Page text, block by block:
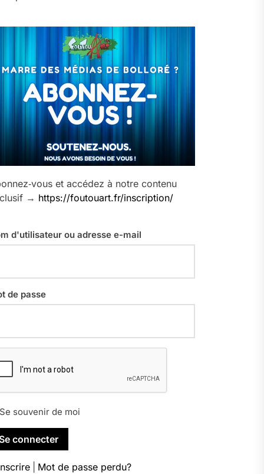
et accédez à notre contenu
→ https://foutouart.fr/inscription/
d'utilisateur ou adresse e-mail
de passe
Se souvenir de moi
Mot de passe perdu?